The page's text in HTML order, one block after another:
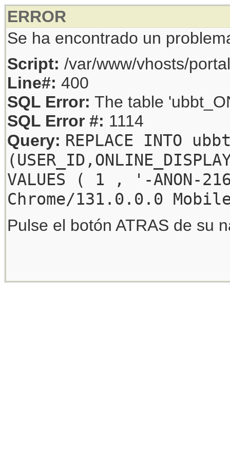
ERROR
Se ha encontrado un
Script: /var/www/vhosts/
Line#: 400
SQL Error: The table
SQL Error #: 1114
Query: REPLACE INTO
VALUES ( 1 , '-
Chrome/131.0.0.0
Pulse el botón ATRAS de su